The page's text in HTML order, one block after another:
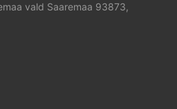
vald Saaremaa 93873,